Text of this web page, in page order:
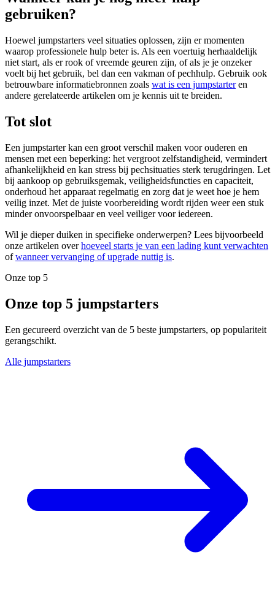
gebruiken?
Hoewel jumpstarters veel situaties oplossen, zijn er momenten
waarop professionele hulp beter is. Als een voertuig herhaaldelijk
niet start, als er rook of vreemde geuren zijn, of als je je onzeker
voelt bij het gebruik, bel dan een vakman of pechhulp. Gebruik ook
betrouwbare informatiebronnen zoals wat is een jumpstarteren
andere gerelateerde artikelen om je kennis uit te breiden.
Tot slot
Een jumpstarter kan een groot verschil maken voor ouderen en
mensen met een beperking: het vergroot zelfstandigheid, vermindert
afhankelijkheid en kan stress bij pechsituaties sterk terugdringen. Let
bij aankoop op gebruiksgemak, veiligheidsfuncties en capaciteit,
onderhoud het apparaat regelmatig en zorg dat je weet hoe je hem
veilig inzet. Met de juiste voorbereiding wordt rijden weer een stuk
minder onvoorspelbaar en veel veiliger voor iedereen.
Wil je dieper duiken in specifieke onderwerpen? Lees bijvoorbeeld
onze artikelen overhoeveel starts je van een lading kunt verwachten
ofwanneer vervanging of upgrade nuttig is.
Onze top 5
Onze top 5 jumpstarters
Een gecureerd overzicht van de 5 beste jumpstarters, op populariteit
gerangschikt.
Alle jumpstarters